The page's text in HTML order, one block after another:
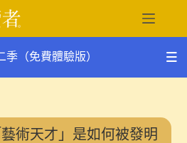
經驗？｜談《帝國的香水》
（免費體驗版）
術天才」是如何被發明